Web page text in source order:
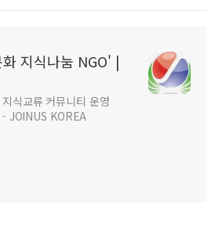
지식나눔 NGO' |
식교류 커뮤니티 운영
JOINUS KOREA